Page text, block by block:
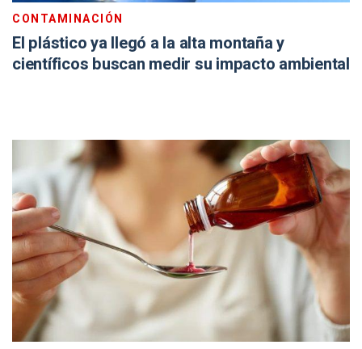
CONTAMINACIÓN
El plástico ya llegó a la alta montaña y
científicos buscan medir su impacto ambiental